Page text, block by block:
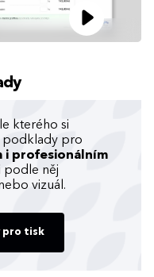
kterého si
podklady pro
i profesionálním
podle něj
vizuál.
pro tisk